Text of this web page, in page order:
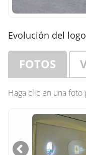
Evolución del logo
FOTOS
Haga clic en una